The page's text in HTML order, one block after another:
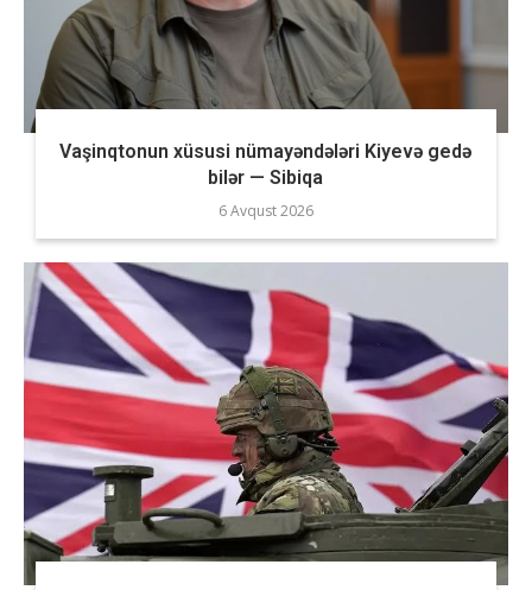
Vaşinqtonun xüsusi nümayəndələri Kiyevə gedə
bilər — Sibiqa
6 Avqust 2026